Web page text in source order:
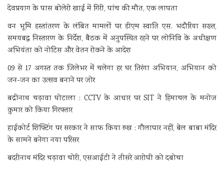
देवप्रयाग के पास बोलेरो खाई में गिरी, पांच की मौत, एक लापता
वन भूमि हस्तांतरण के लंबित मामलों पर डीएम स्वाति एस. भदौरिया सख्त,
समयबद्ध निस्तारण के निर्देश, बैठक में अनुपस्थित रहने पर लोनिवि के अधीक्षण
अभियंता को नोटिस और वेतन रोकने के आदेश
09 से 17 अगस्त तक जिलेभर में चलेगा हर घर तिरंगा अभियान, अभियान को
जन-जन का उत्सव बनाने पर जोर
बद्रीनाथ चढ़ावा घोटाला : CCTV के आधार पर SIT ने हिमाचल के मनोज
कुमार को किया गिरफ्तार
हाईकोर्ट शिफ्टिंग पर सरकार ने साफ किया रुख : गौलापार नहीं, बेल बाबा मंदिर
के सामने बनेगा नया परिसर
बदरीनाथ मंदिर चढ़ावा चोरी, एसआईटी ने तीसरे आरोपी को दबोचा